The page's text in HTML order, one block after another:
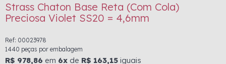
Strass Chaton Base Reta (Com Cola)
Preciosa Violet SS20 = 4,6mm
Ref: 00023978
1440 peças por embalagem
R$ 978,86 em 6x de R$ 163,15 iguais